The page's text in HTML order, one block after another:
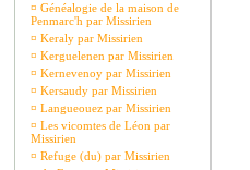
¤ Généalogie de la maison de
Penmarc'h par Missirien
¤ Keraly par Missirien
¤ Kerguelenen par Missirien
¤ Kernevenoy par Missirien
¤ Kersaudy par Missirien
¤ Langueouez par Missirien
¤ Les vicomtes de Léon par
Missirien
¤ Refuge (du) par Missirien